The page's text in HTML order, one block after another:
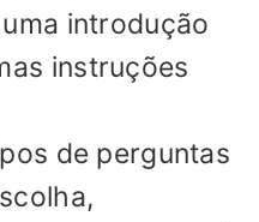
introdução
instruções
de perguntas